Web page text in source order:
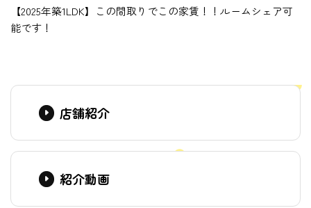
【2025年築1LDK】この間取りでこの家賃！！ルームシェア可
能です！
店舗紹介
紹介動画